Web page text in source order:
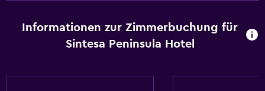
Informationen zur Zimmerbuchung für
Sintesa Peninsula Hotel